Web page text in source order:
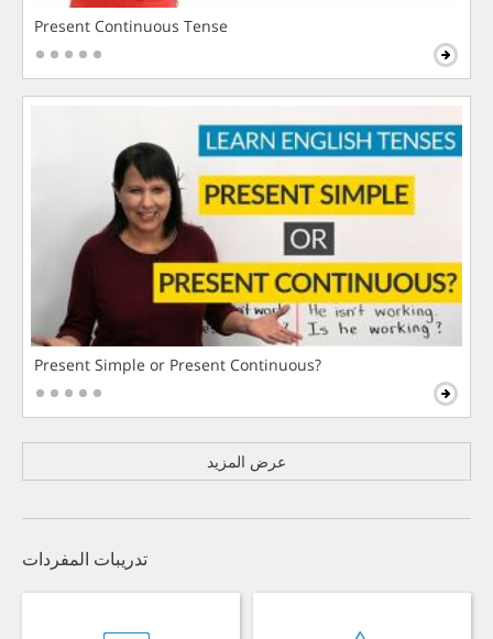
Present Continuous Tense
Present Simple or Present Continuous?
عرض المزيد
تدريبات المفردات